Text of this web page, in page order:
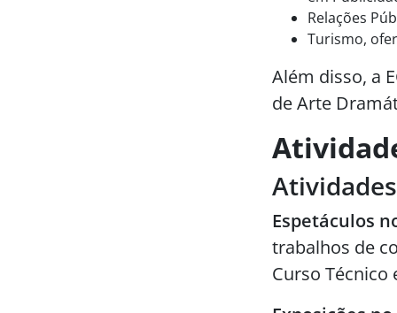
Relações
Turismo,
Além disso, a
de Arte
Espetáculos
trabalhos de
Curso Técnico